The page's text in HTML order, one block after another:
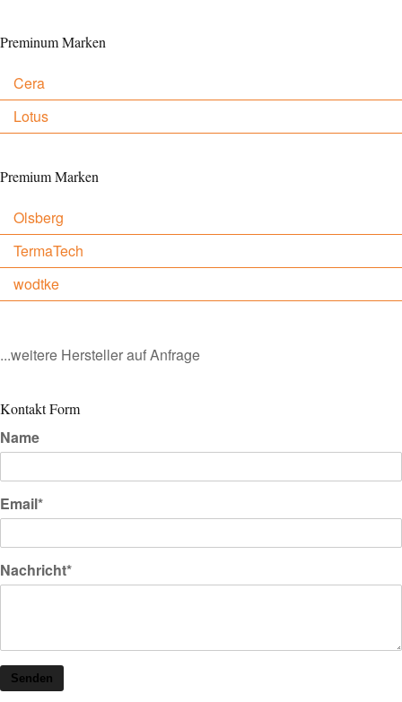
Preminum Marken
Cera
Lotus
Premium Marken
Olsberg
TermaTech
wodtke
...weitere Hersteller auf Anfrage
Kontakt Form
Name
Email*
Nachricht*
Senden